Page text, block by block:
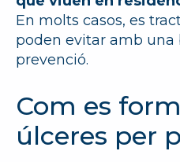
En molts casos, es
poden evitar amb una
prevenció.
Com es
úlceres per